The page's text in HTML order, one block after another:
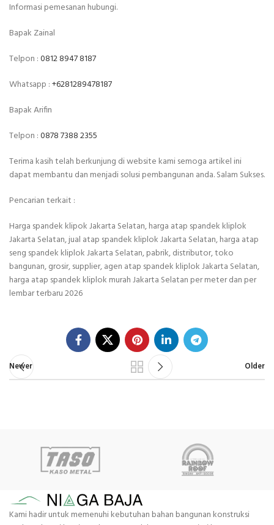
Informasi pemesanan hubungi.
Bapak Zainal
Telpon :0812 8947 8187
Whatsapp :+6281289478187
Bapak Arifin
Telpon :0878 7388 2355
Terima kasih telah berkunjung di website kami semoga artikel ini
dapat membantu dan menjadi solusi pembangunan anda. Salam Sukses.
Pencarian terkait :
Harga spandek klipok Jakarta Selatan, harga atap spandek kliplok
Jakarta Selatan, jual atap spandek kliplok Jakarta Selatan, harga atap
seng spandek kliplok Jakarta Selatan, pabrik, distributor, toko
bangunan, grosir, supplier, agen atap spandek kliplok Jakarta Selatan,
harga atap spandek kliplok murah Jakarta Selatan per meter dan per
lembar terbaru 2026
Newer Older
Kami hadir untuk memenuhi kebutuhan bahan bangunan konstruksi